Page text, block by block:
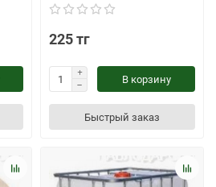
225 тг
В корзину
Быстрый заказ